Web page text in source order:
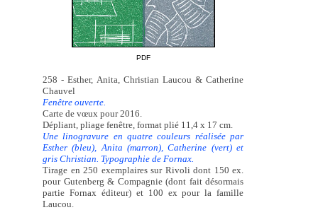
PDF
258 - Esther, Anita, Christian Laucou & Catherine
Chauvel
Fenêtre ouverte.
Carte de vœux pour 2016.
Dépliant, pliage fenêtre, format plié 11,4 x 17 cm.
Une linogravure en quatre couleurs réalisée par
Esther (bleu), Anita (marron), Catherine (vert) et
gris Christian. Typographie de Fornax.
Tirage en 250 exemplaires sur Rivoli dont 150 ex.
pour Gutenberg & Compagnie (dont fait désormais
partie Fornax éditeur) et 100 ex pour la famille
Laucou.